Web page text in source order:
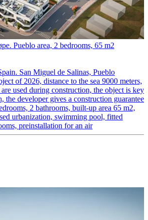
Pueblo area, 2 bedrooms, 65 m2
San Miguel de Salinas, Pueblo
of 2026, distance to the sea 9000 meters,
used during construction, the object is key
the developer gives a construction guarantee
2 bathrooms, built-up area 65 m2,
urbanization, swimming pool, fitted
preinstallation for an air